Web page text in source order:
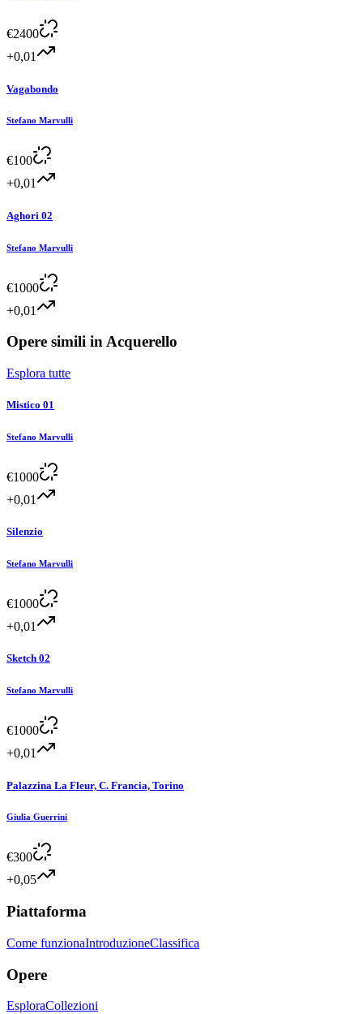
€2400
+0,01
Vagabondo
Stefano Marvulli
€100
+0,01
Aghori 02
Stefano Marvulli
€1000
+0,01
Opere simili inAcquerello
Esplora tutte
Mistico 01
Stefano Marvulli
€1000
+0,01
Silenzio
Stefano Marvulli
€1000
+0,01
Sketch 02
Stefano Marvulli
€1000
+0,01
Palazzina La Fleur, C. Francia, Torino
Giulia Guerrini
€300
+0,05
Piattaforma
Come funzionaIntroduzioneClassifica
Opere
EsploraCollezioni